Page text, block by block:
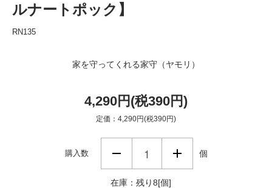
ルナートポック】
RN135
家を守ってくれる家守（ヤモリ）
4,290円(税390円)
定価：4,290円(税390円)
購入数 個
在庫：残り8[個]